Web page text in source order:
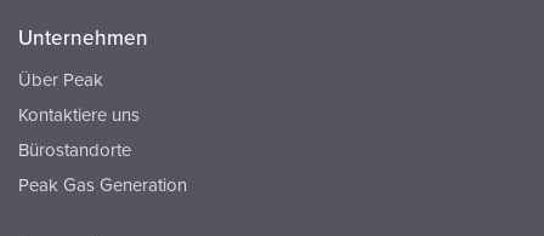
Unternehmen
Über Peak
Kontaktiere uns
Bürostandorte
Peak Gas Generation